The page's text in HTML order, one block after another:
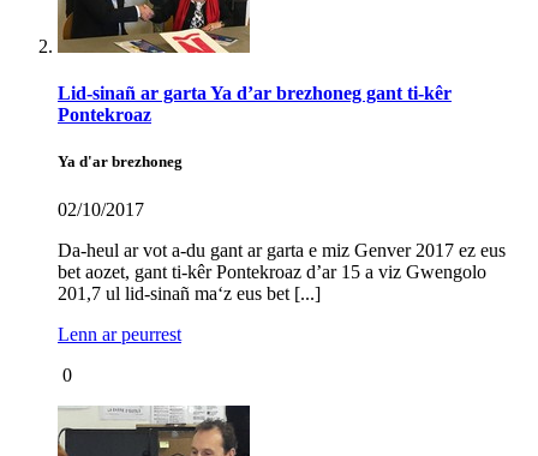
Lid-sinañ ar garta Ya d’ar brezhoneg gant ti-kêr
Pontekroaz
Ya d'ar brezhoneg
02/10/2017
Da-heul ar vot a-du gant ar garta e miz Genver 2017 ez eus
bet aozet, gant ti-kêr Pontekroaz d’ar 15 a viz Gwengolo
201,7 ul lid-sinañ ma‘z eus bet [...]
Lenn ar peurrest
0